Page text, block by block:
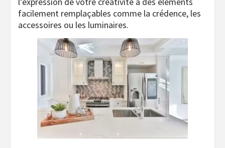
facilement remplaçables comme la crédence, les
accessoires ou les luminaires.